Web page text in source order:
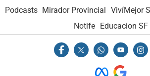
Podcasts Mirador Provincial VivíMejor
Notife Educacion SF